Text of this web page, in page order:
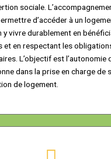
sociale.
d’accéder à un
y vivre durablement en
et en respectant les
L’objectif est l’autonomie
dans la prise en charge de
de logement.